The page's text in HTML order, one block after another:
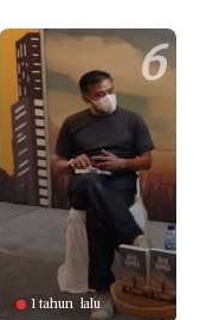
6
1 tahun lalu